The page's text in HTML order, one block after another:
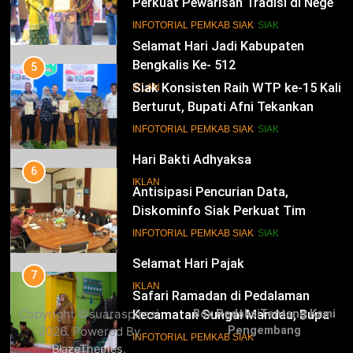
14
Selamat Hari Jadi Kabupaten
Bengkalis Ke- 512
IKLAN
15
Hari Bakti Adhyaksa
IKLAN
16
Selamat Hari Pajak
IKLAN
17
Istana
INFOTORIAL PEMKAB SIAK SIAK
5
Siak Konsisten Raih WTP ke-15 Kali
Berturut, Bupati Afni Tekankan
Penguatan Tata Kelola Keuangan
INFOTORIAL PEMKAB SIAK SIAK
6
Antisipasi Pencurian Data,
Diskominfo Siak Perkuat Tim
Tanggap Insiden Siber Mendukung
INFOTORIAL PEMKAB SIAK SIAK
7
Safari Ramadan di Pedalaman
Kecamatan Sungai Mandau, Bupati
Siak Jemput Aspirasi Warga
INFOTORIAL PEMKAB SIAK
Copyright ©suaraspirasi
2026. Powered By
BlazeThemes.
Box RedaksiTentang Kami
Pengembang